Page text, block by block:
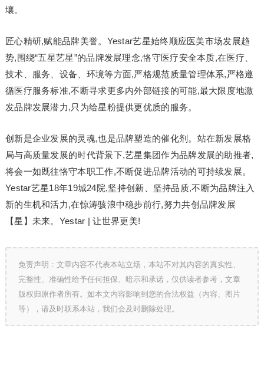
壤。
匠心精研,赋能品牌美誉。Yestar艺星始终顺应医美市场发展趋
势,围绕“五星艺星”的品牌发展理念,恪守医疗安全本质,在医疗、
技术、服务、设备、环境等方面,严格规范质量管理体系,严格遵
循医疗服务标准,不断寻求更多内外部链接的可能,最大限度地激
发品牌发展潜力,只为给星粉提供更优质的服务。
创新是企业发展的灵魂,也是品牌塑造的催化剂。站在新发展格
局与高质量发展的时代背景下,艺星集团作为品牌发展的助推者,
将会一如既往恪守本职工作,不断促进品牌活动的可持续发展。
Yestar艺星18年19城24院,坚持创新、坚持品质,不断为品牌注入
新的生机和活力,在惊涛骇浪中稳步前行,努力共创品牌发展
【星】未来。Yestar | 让世界更美!
免责声明：文章内容不代表本站立场，本站不对其内容的真实性、
完整性、准确性给予任何担保、暗示和承诺，仅供读者参考，文章
版权归原作者所有。如本文内容影响到您的合法权益（内容、图片
等），请及时联系本站，我们会及时删除处理。